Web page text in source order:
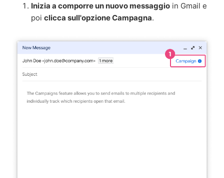
Inizia a comporre un nuovo messaggio in Gmail e
poiclicca sull'opzione Campagna.